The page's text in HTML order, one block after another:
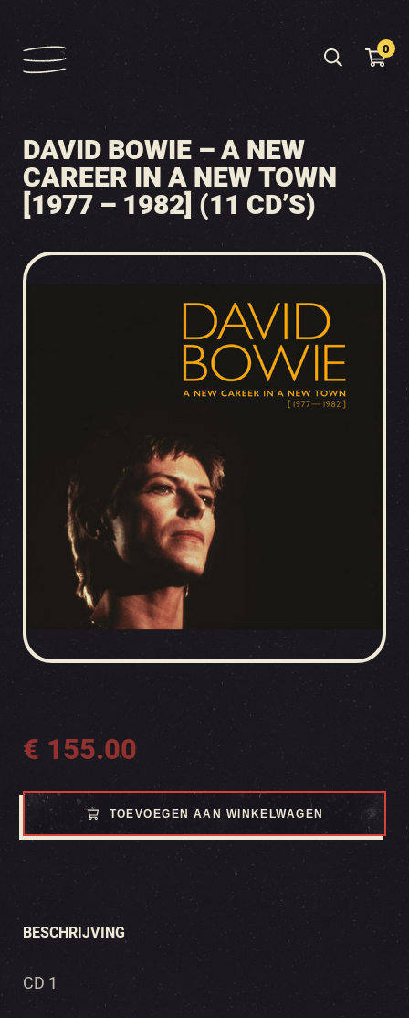
0
DAVID BOWIE – A NEW
CAREER IN A NEW TOWN
[1977 – 1982] (11 CD’S)
€ 155.00
TOEVOEGEN AAN WINKELWAGEN
BESCHRIJVING
CD 1